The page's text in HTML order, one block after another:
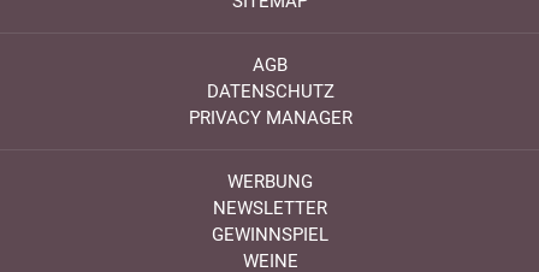
AGB
DATENSCHUTZ
PRIVACY MANAGER
WERBUNG
NEWSLETTER
GEWINNSPIEL
WEINE